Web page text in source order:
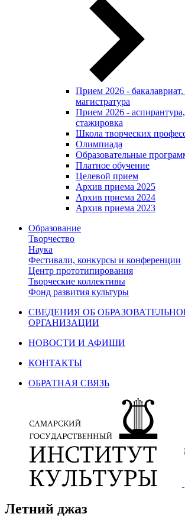
Прием 2026 - бакалавриат,
магистратура
Прием 2026 - аспирантура,
стажировка
Школа творческих
Олимпиада
Образовательные
Платное обучение
Целевой прием
Архив приема 2025
Архив приема 2024
Архив приема 2023
Образование
Творчество
Наука
Фестивали, конкурсы и конференции
Центр прототипирования
Творческие коллективы
Фонд развития культуры
СВЕДЕНИЯ ОБ
ОРГАНИЗАЦИИ
НОВОСТИ И АФИШИ
КОНТАКТЫ
ОБРАТНАЯ СВЯЗЬ
Летний джаз